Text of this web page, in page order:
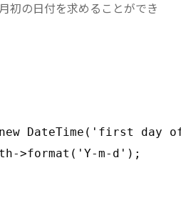
初の日付を求めることができ
new DateTime('first day
>format('Y-m-d');